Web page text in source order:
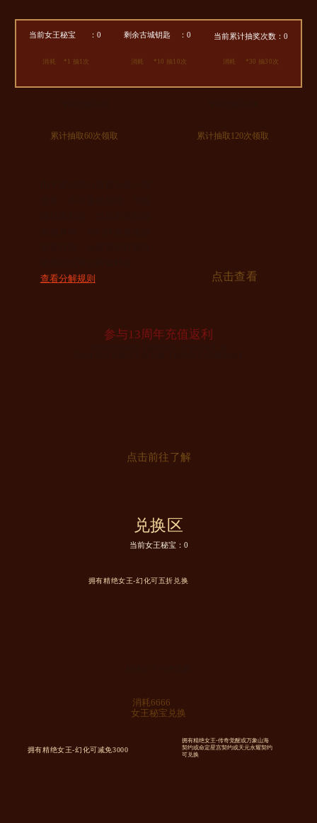
当前女王秘宝 ：0 剩余古城钥匙 ： 0 当前累计抽奖次数：0
消耗 *1 抽1次 消耗 *10 抽10次 消耗 *30 抽30次
累计抽取60次领取 累计抽取120次领取
查看分解规则
点击查看
参与13周年充值返利
点击前往了解
兑换区
当前女王秘宝： 0
拥有精绝女王-幻化可五折兑换
消耗6666
女王秘宝兑换
拥有精绝女王-幻化可减免3000
拥有精绝女王-传奇觉醒或万象山海
契约或命定星宫契约或天元永耀契约
可兑换